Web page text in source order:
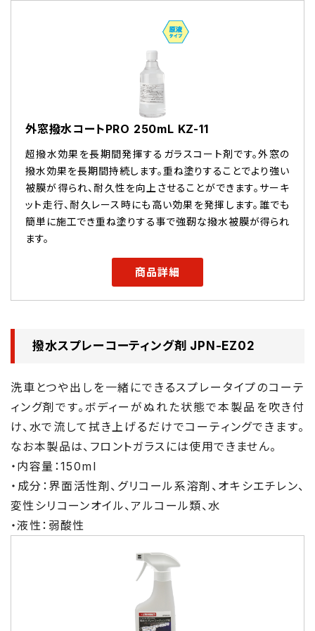
外窓撥水コートPRO 250mL KZ-11
超撥水効果を長期間発揮するガラスコート剤です。外窓の
撥水効果を長期間持続します。重ね塗りすることでより強い
被膜が得られ、耐久性を向上させることができます。サーキ
ット走行、耐久レース時にも高い効果を発揮します。誰でも
簡単に施工でき重ね塗りする事で強靭な撥水被膜が得られ
ます。
商品詳細
撥水スプレーコーティング剤 JPN-EZ02
洗車とつや出しを一緒にできるスプレータイプのコーテ
ィング剤です。ボディーがぬれた状態で本製品を吹き付
け、水で流して拭き上げるだけでコーティングできます。
なお本製品は、フロントガラスには使用できません。
・内容量：150ml
・成分：界面活性剤、グリコール系溶剤、オキシエチレン、
変性シリコーンオイル、アルコール類、水
・液性：弱酸性